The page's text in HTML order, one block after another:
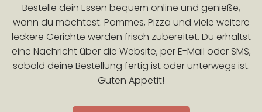
Bestelle dein Essen bequem online und genieße,
wann du möchtest. Pommes, Pizza und viele weitere
leckere Gerichte werden frisch zubereitet. Du erhältst
eine Nachricht über die Website, per E-Mail oder SMS,
sobald deine Bestellung fertig ist oder unterwegs ist.
Guten Appetit!